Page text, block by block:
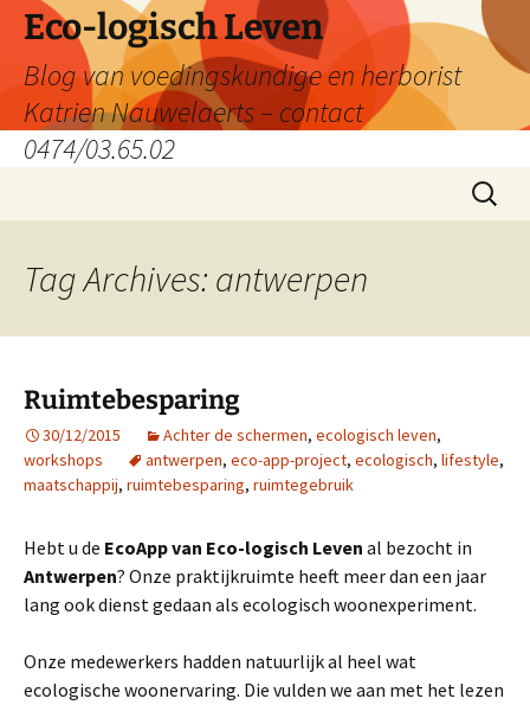
Skip
content
Eco-logisch Leven
Blog van voedingskundige en herborist
Katrien Nauwelaerts – contact
0474/03.65.02
Search
for:
Tag Archives: antwerpen
Ruimtebesparing
30/12/2015 Achter de schermen, ecologisch leven,
workshops
antwerpen, eco-app-project, ecologisch, lifestyle,
maatschappij, ruimtebesparing, ruimtegebruik
Hebt u de EcoApp van Eco-logisch Leven al bezocht in
Antwerpen? Onze praktijkruimte heeft meer dan een jaar
lang ook dienst gedaan als ecologisch woonexperiment.
Onze medewerkers hadden natuurlijk al heel wat
ecologische woonervaring. Die vulden we aan met het lezen